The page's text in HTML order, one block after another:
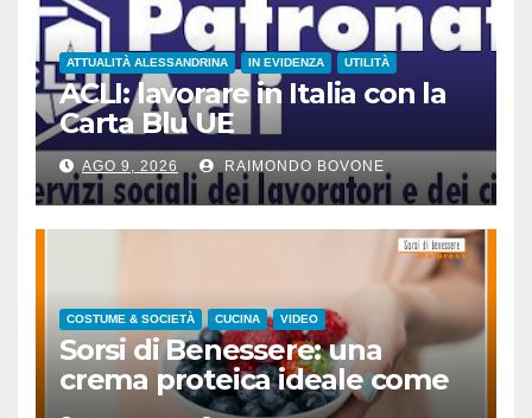
ATTUALITÀ ALESSANDRINA IN EVIDENZA UTILITÀ
ACLI: lavorare in Italia con la
Carta Blu UE
AGO 9, 2026 RAIMONDO BOVONE
COSTUME & SOCIETÀ CUCINA VIDEO
Sorsi di Benessere: una
crema proteica ideale come
spuntino